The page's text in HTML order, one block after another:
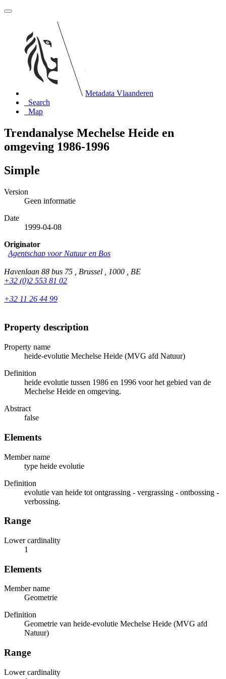
Metadata Vlaanderen
Search
Map
Trendanalyse Mechelse Heide en
omgeving 1986-1996
Simple
Version
Geen informatie
Date
1999-04-08
Originator
Agentschap voor Natuur en Bos
Havenlaan 88 bus 75 , Brussel , 1000 , BE
+32 (0)2 553 81 02
+32 11 26 44 99
Property description
Property name
heide-evolutie Mechelse Heide (MVG afd Natuur)
Definition
heide evolutie tussen 1986 en 1996 voor het gebied van de
Mechelse Heide en omgeving.
Abstract
false
Elements
Member name
type heide evolutie
Definition
evolutie van heide tot ontgrassing - vergrassing - ontbossing -
verbossing.
Range
Lower cardinality
1
Elements
Member name
Geometrie
Definition
Geometrie van heide-evolutie Mechelse Heide (MVG afd
Natuur)
Range
Lower cardinality